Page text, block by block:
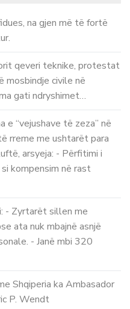
na gjen më të fortë
qeveri teknike, protestat
mosbindje civile në
gati ndryshimet…
e “vejushave të zeza” në
rreme me ushtarët para
arsyeja: - Përfitimi i
kompensim në rast
- Zyrtarët sillen me
ata nuk mbajnë asnjë
- Janë mbi 320
Shqiperia ka Ambasador
P. Wendt